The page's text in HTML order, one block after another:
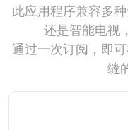
此应用程序兼容多
还是智能电视
通过一次订阅，即
缝